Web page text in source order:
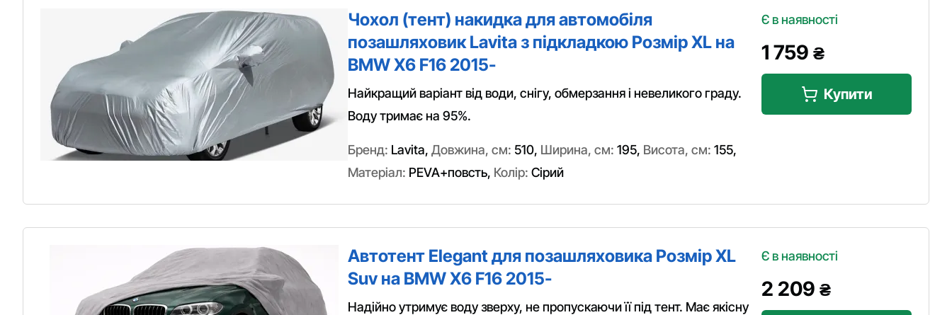
Чохол (тент) накидка для автомобіля
позашляховик Lavita з підкладкою Розмір XL на
BMW X6 F16 2015-
Найкращий варіант від води, снігу, обмерзання і невеликого граду.
Воду тримає на 95%.
Бренд: Lavita, Довжина, см: 510, Ширина, см: 195, Висота, см: 155,
Матеріал: PEVA+повсть, Колір: Сірий
Є в наявності
1 759 ₴
Купити
Автотент Elegant для позашляховика Розмір XL
Suv на BMW X6 F16 2015-
Надійно утримує воду зверху, не пропускаючи її під тент. Має якісну
Є в наявності
2 209 ₴